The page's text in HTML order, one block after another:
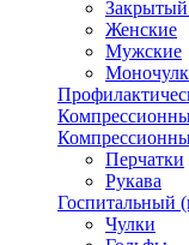
Женские
Мужские
Перчатки
Рукава
Госпитальный
Чулки